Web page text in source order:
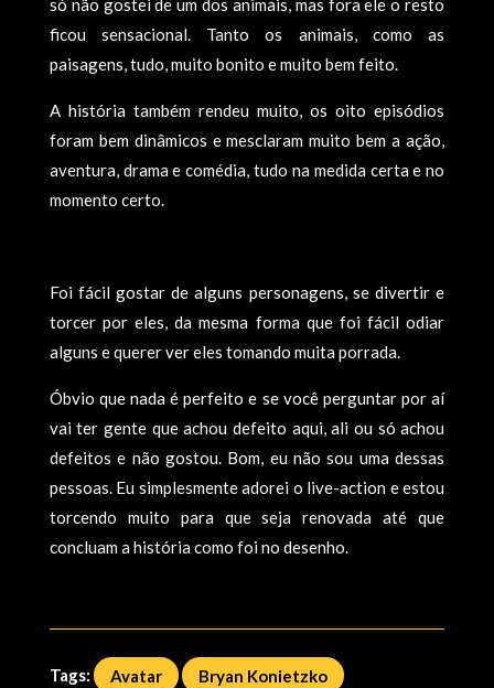
só não gostei de um dos animais, mas fora ele o resto
ficou sensacional. Tanto os animais, como as
paisagens, tudo, muito bonito e muito bem feito.
A história também rendeu muito, os oito episódios
foram bem dinâmicos e mesclaram muito bem a ação,
aventura, drama e comédia, tudo na medida certa e no
momento certo.
Foi fácil gostar de alguns personagens, se divertir e
torcer por eles, da mesma forma que foi fácil odiar
alguns e querer ver eles tomando muita porrada.
Óbvio que nada é perfeito e se você perguntar por aí
vai ter gente que achou defeito aqui, ali ou só achou
defeitos e não gostou. Bom, eu não sou uma dessas
pessoas. Eu simplesmente adorei o live-action e estou
torcendo muito para que seja renovada até que
concluam a história como foi no desenho.
Tags: Avatar Bryan Konietzko